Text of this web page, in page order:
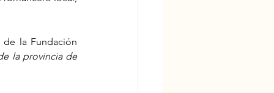
la Fundación
la provincia de